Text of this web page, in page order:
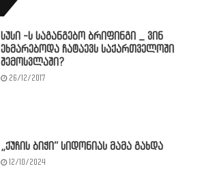
სუსი -ს საგანგებო ბრიფინგი _ ვინ
ეხმარებოდა ჩატაევს საქართველოში
შემოსვლაში?
26/12/2017
„ქუჩის ბიჭი“ სიდონიას მამა გახდა
12/10/2024